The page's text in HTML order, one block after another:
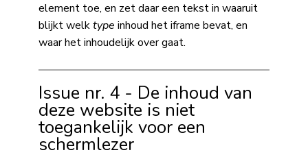
element toe, en zet daar een tekst in waaruit
blijkt welktype inhoud het iframe bevat, en
waar het inhoudelijk over gaat.
Issue nr. 4 - De inhoud van
deze website is niet
toegankelijk voor een
schermlezer